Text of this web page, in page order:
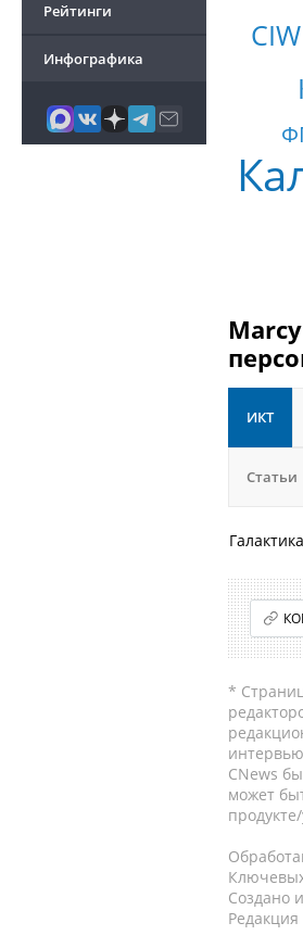
Рейтинги
Инфографика
CIW
ИКТ
Статьи
*
CNews
может
Создано